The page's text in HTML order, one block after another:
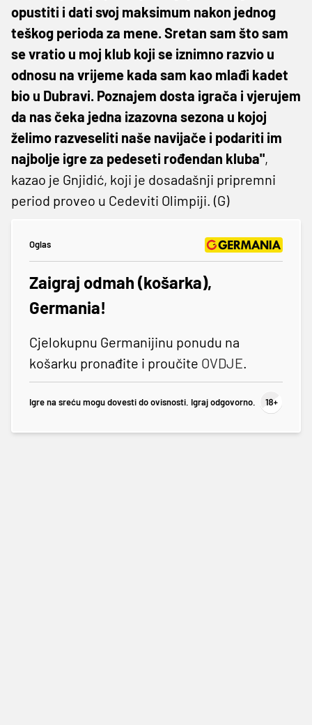
opustiti i dati svoj maksimum nakon jednog
teškog perioda za mene. Sretan sam što sam
se vratio u moj klub koji se iznimno razvio u
odnosu na vrijeme kada sam kao mlađi kadet
bio u Dubravi. Poznajem dosta igrača i vjerujem
da nas čeka jedna izazovna sezona u kojoj
želimo razveseliti naše navijače i podariti im
najbolje igre za pedeseti rođendan kluba",
kazao je Gnjidić, koji je dosadašnji pripremni
period proveo u Cedeviti Olimpiji. (G)
Oglas
Zaigraj odmah (košarka),
Germania!
Cjelokupnu Germanijinu ponudu na
košarku pronađite i proučite OVDJE.
Igre na sreću mogu dovesti do ovisnosti. Igraj odgovorno.